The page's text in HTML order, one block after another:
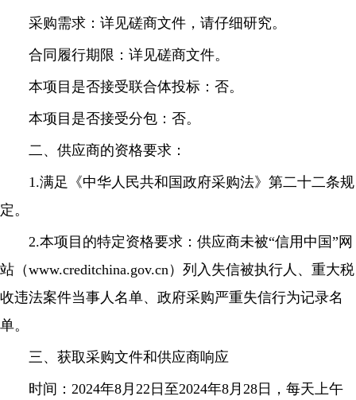
采购需求：详见磋商文件，请仔细研究。
合同履行期限：详见磋商文件。
本项目是否接受联合体投标：否。
本项目是否接受分包：否。
二、供应商的资格要求：
1.满足《中华人民共和国政府采购法》第二十二条规
定。
2.本项目的特定资格要求：供应商未被“信用中国”网
站（www.creditchina.gov.cn）列入失信被执行人、重大税
收违法案件当事人名单、政府采购严重失信行为记录名
单。
三、获取采购文件和供应商响应
时间：2024年8月22日至2024年8月28日，每天上午